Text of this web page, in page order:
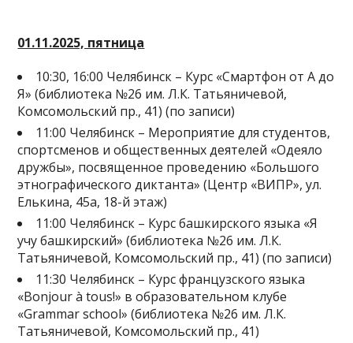
01.11.2025, пятница
10:30, 16:00 Челябинск – Курс «Смартфон от А до
Я» (библиотека №26 им. Л.К. Татьяничевой,
Комсомольский пр., 41) (по записи)
11:00 Челябинск – Мероприятие для студентов,
спортсменов и общественных деятелей «Одеяло
дружбы», посвященное проведению «Большого
этнографического диктанта» (Центр «ВИПР», ул.
Елькина, 45а, 18-й этаж)
11:00 Челябинск – Курс башкирского языка «Я
учу башкирский» (библиотека №26 им. Л.К.
Татьяничевой, Комсомольский пр., 41) (по записи)
11:30 Челябинск – Курс французского языка
«Bonjour à tous!» в образовательном клубе
«Grammar school» (библиотека №26 им. Л.К.
Татьяничевой, Комсомольский пр., 41)